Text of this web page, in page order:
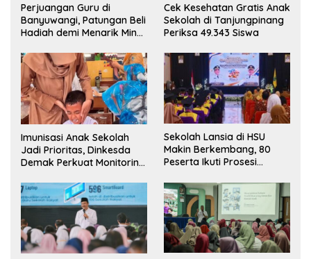
Perjuangan Guru di
Banyuwangi, Patungan Beli
Hadiah demi Menarik Minat
Cek Kesehatan Gratis Anak
Sekolah di Tanjungpinang
Periksa 49.343 Siswa
Imunisasi Anak Sekolah
Jadi Prioritas, Dinkesda
Demak Perkuat Monitoring
Sekolah Lansia di HSU
Makin Berkembang, 80
Peserta Ikuti Prosesi